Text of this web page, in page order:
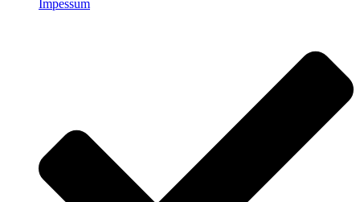
Impessum